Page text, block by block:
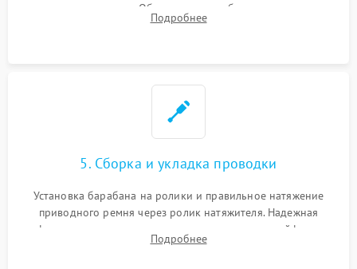
термодатчиков. Обязательная глубокая очистка
конденсатора, крыльчатки вентилятора и воздуховодов от
Подробнее
5. Сборка и укладка проводки
Установка барабана на ролики и правильное натяжение
приводного ремня через ролик натяжителя. Надежная
фиксация всех узлов, подключение клемм и шлейфов к
модулю управления. Монтаж корпусных панелей, люка и
Подробнее